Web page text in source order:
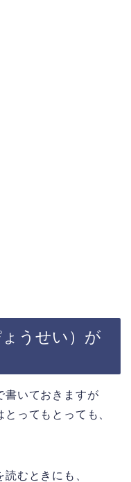
うせい）が
書いておきますが
とってもとっても、
むときにも、